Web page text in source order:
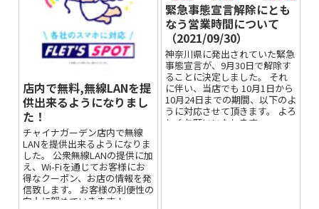
店内で無料,無線LANを提
供出来るようになりまし
た！
チャイナガーデン店内で無線
LANを提供出来るようになりま
した。 公衆無線LANの提供に加
え、Wi-Fiを通じてお客様にお
得なクーポン、お店の情報を発
信致します。 お客様の利便性の
向上に努めていきます！
緊急事態宣言解除にとも
なう営業時間について
（2021/09/30）
神奈川県に発出されていた緊急
事態宣言が、9月30日で解除す
ることに決定しました。 それ
に伴い、当店でも 10月1日から
10月24日までの期間、以下のよ
うに対応させて頂きます。 よろ
しくお願いいたします。 ...